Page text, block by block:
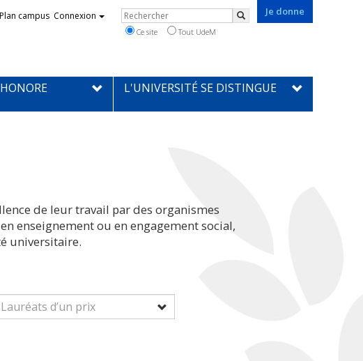
Je donne
Plan campus Connexion Rechercher
Rechercher
Ce site Tout UdeM
L'UNIVERSITÉ SE DISTINGUE
de leur travail par des organismes
enseignement ou en engagement social,
universitaire.